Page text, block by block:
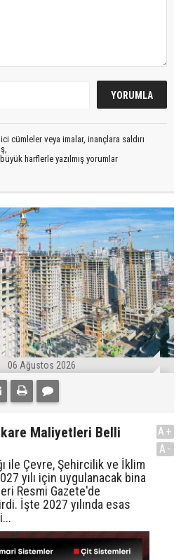
cümleler veya imalar, inançlara saldırı
harflerle yazılmış yorumlar
06 Ağustos 2026
Maliyetleri Belli
ile Çevre, Şehircilik ve İklim
yılı için uygulanacak bina
Resmi Gazete'de
İşte 2027 yılında esas
A+
A-